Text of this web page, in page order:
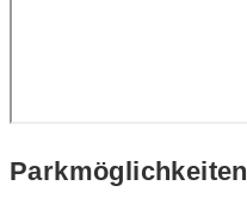
Parkmöglichkeiten